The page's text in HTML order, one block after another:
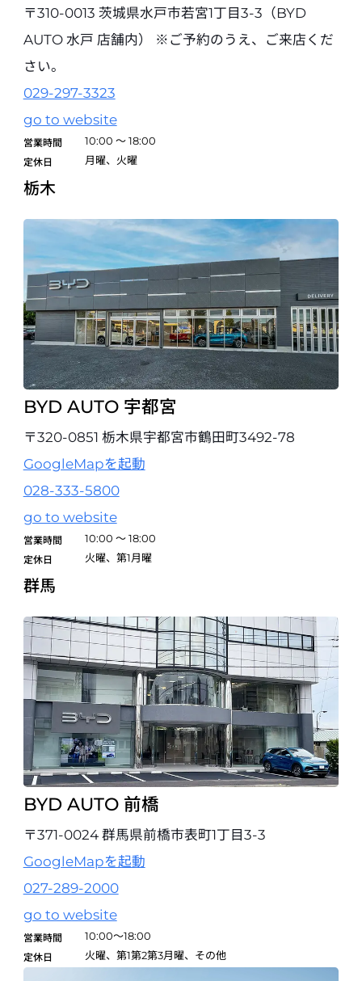
0568-48-5677
試乗予約
〒454-0932 愛知県名古屋市中川区中島新町3丁目1210番地
052-354-6133
BYD AUTO 平針
052-806-0092
試乗予約
BYD AUTO 四日市
〒510-0885 三重県四日市市日永4丁目2-7
059-337-8930
試乗予約
BYD AUTO 松阪
0598-20-8080
BYD AUTO 京都四条
〒615-0051 京都府京都市右京区西院安塚町１ APIT AUTOBACS 京
都四条1F
075-874-1252
BYD AUTO 堺
〒590-0905 大阪府堺市堺区鉄砲町1（堺鉄砲町イオンモール専門店街
1F）
072-225-0676
試乗予約
BYD AUTO EXPOCITY
〒565-0826 大阪府吹田市千里万博公園2-1 ららぽーとエキスポシティ
Ma棟 １F 10580
06-6310-0690
試乗予約
〒650-0023 兵庫県神戸市中央区栄町通2-4-14
078-515-6771
〒310-0013 茨城県水戸市若宮1丁目3-3（BYD
AUTO 水戸 店舗内） ※ご予約のうえ、ご来店くだ
さい。
029-297-3323
go to website
営業時間 10:00 ～ 18:00
定休日 月曜、火曜
栃木
BYD AUTO 宇都宮
〒320-0851 栃木県宇都宮市鶴田町3492-78
GoogleMapを起動
028-333-5800
go to website
営業時間 10:00 ～ 18:00
定休日 火曜、第1月曜
群馬
BYD AUTO 前橋
〒371-0024 群馬県前橋市表町1丁目3-3
GoogleMapを起動
027-289-2000
go to website
営業時間 10:00～18:00
定休日 火曜、第1第2第3月曜、その他